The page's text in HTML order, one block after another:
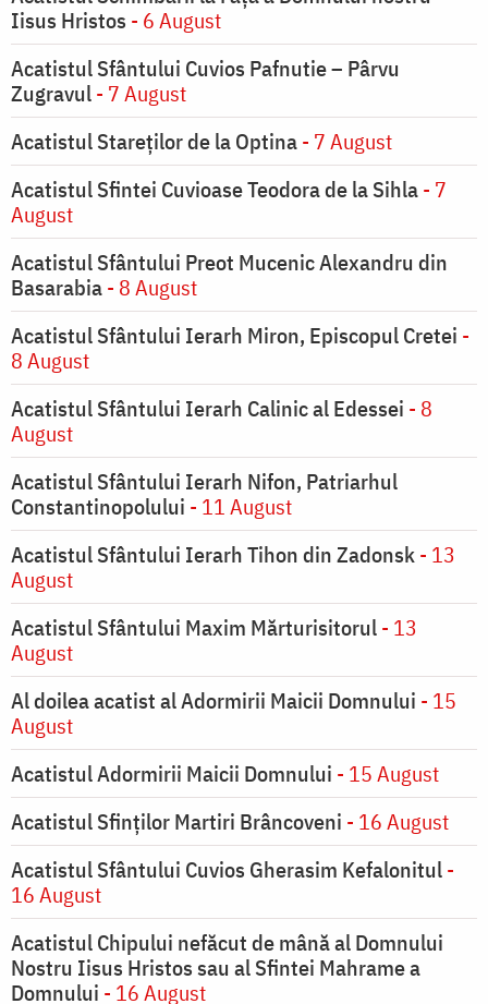
Iisus Hristos - 6 August
Acatistul Sfântului Cuvios Pafnutie – Pârvu
Zugravul- 7 August
Acatistul Stareţilor de la Optina- 7 August
Acatistul Sfintei Cuvioase Teodora de la Sihla- 7
August
Acatistul Sfântului Preot Mucenic Alexandru din
Basarabia- 8 August
Acatistul Sfântului Ierarh Miron, Episcopul Cretei -
8 August
Acatistul Sfântului Ierarh Calinic al Edessei - 8
August
Acatistul Sfântului Ierarh Nifon, Patriarhul
Constantinopolului - 11 August
Acatistul Sfântului Ierarh Tihon din Zadonsk- 13
August
Acatistul Sfântului Maxim Mărturisitorul- 13
August
Al doilea acatist al Adormirii Maicii Domnului - 15
August
Acatistul Adormirii Maicii Domnului - 15 August
Acatistul Sfinților Martiri Brâncoveni - 16 August
Acatistul Sfântului Cuvios Gherasim Kefalonitul-
16 August
Acatistul Chipului nefăcut de mână al Domnului
Nostru Iisus Hristos sau al Sfintei Mahrame a
Domnului - 16 August